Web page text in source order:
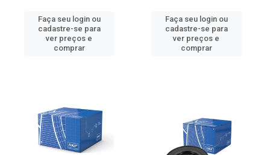
Faça seu login ou
cadastre-se para
ver preços e
comprar
Faça seu login ou
cadastre-se para
ver preços e
comprar